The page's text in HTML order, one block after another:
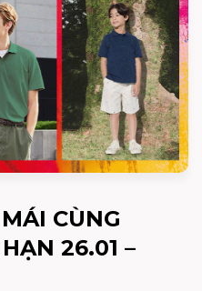
CÙNG
26.01 –